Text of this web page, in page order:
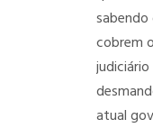
cobrem
atual